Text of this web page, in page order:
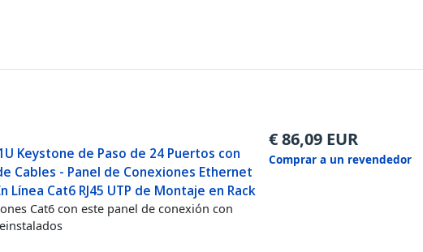
Keystone de Paso de 24 Puertos con
Cables - Panel de Conexiones Ethernet
Línea Cat6 RJ45 UTP de Montaje en Rack
Cat6 con este panel de conexión con
€86,09 EUR
Comprar a un revendedor